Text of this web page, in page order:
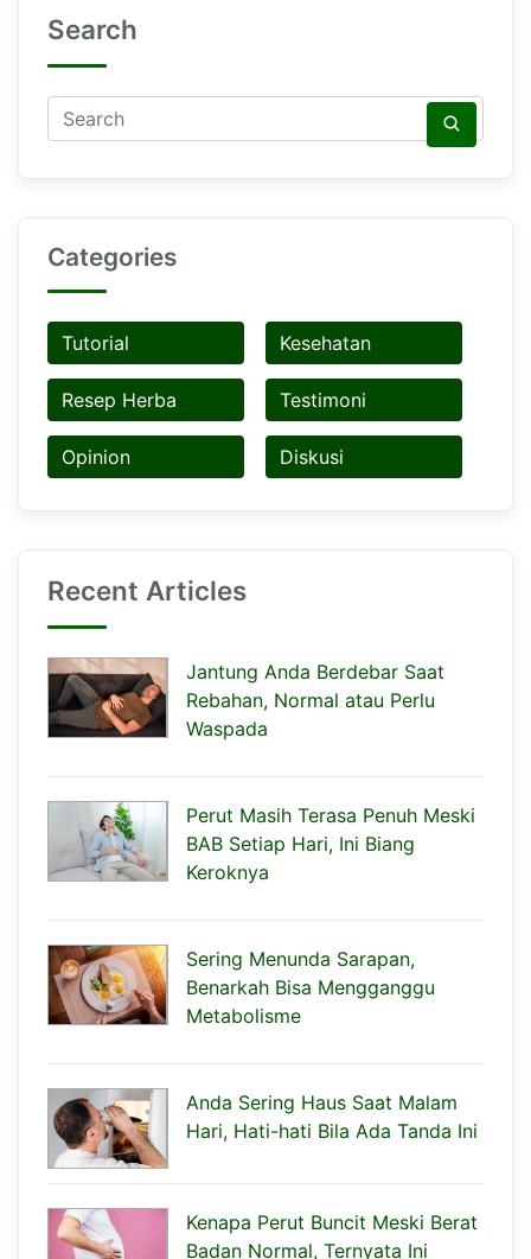
Search
Categories
Tutorial Kesehatan
Resep Herba Testimoni
Opinion Diskusi
Recent Articles
Jantung Anda Berdebar Saat
Rebahan, Normal atau Perlu
Waspada
Perut Masih Terasa Penuh Meski
BAB Setiap Hari, Ini Biang
Keroknya
Sering Menunda Sarapan,
Benarkah Bisa Mengganggu
Metabolisme
Anda Sering Haus Saat Malam
Hari, Hati-hati Bila Ada Tanda Ini
Kenapa Perut Buncit Meski Berat
Badan Normal, Ternyata Ini